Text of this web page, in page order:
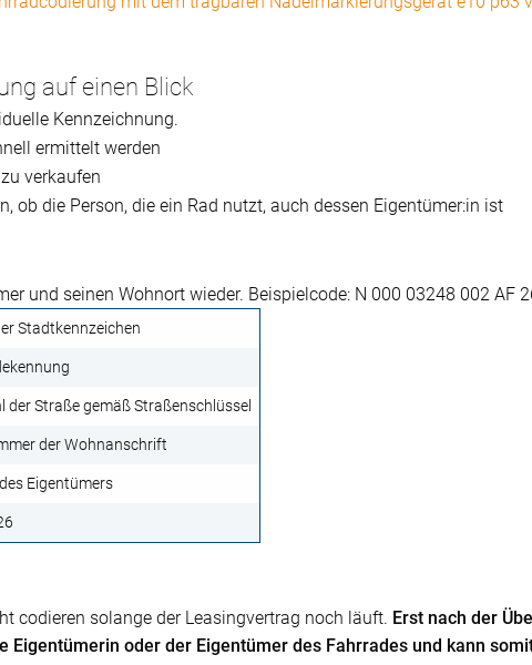
auf einen Blick
Kennzeichnung.
ermittelt werden
verkaufen
ob die Person, die ein Rad nutzt, auch dessen Eigentümer:in ist
und seinen Wohnort wieder. Beispielcode: N 000 03248 002 AF
Stadtkennzeichen
der Straße gemäß Straßenschlüssel
der Wohnanschrift
Eigentümers
codieren solange der Leasingvertrag noch läuft. Erst nach der
Eigentümerin oder der Eigentümer des Fahrrades und kann